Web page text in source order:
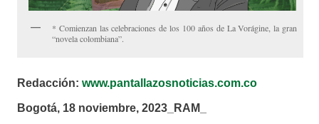
* Comienzan las celebraciones de los 100 años de La Vorágine, la gran
“novela colombiana”.
Redacción: www.pantallazosnoticias.com.co
Bogotá, 18 noviembre, 2023_RAM_